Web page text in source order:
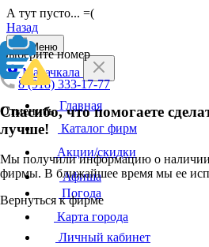
А тут пусто... =(
Назад
Выберите номер
8 (918) 333-17-77
Отменить
Спасибо, что помогаете
лучше!
Мы получили информацию о
фирмы. В ближайшее время мы ее
Вернуться к фирме
Меню
Махачкала
Главная
Каталог фирм
Акции/скидки
Афиша
Погода
Карта города
Личный кабинет